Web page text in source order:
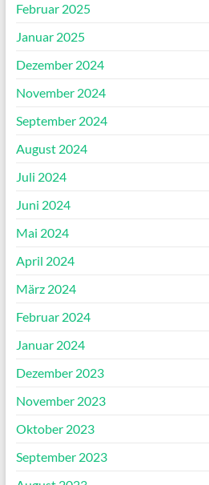
Februar 2025
Januar 2025
Dezember 2024
November 2024
September 2024
August 2024
Juli 2024
Juni 2024
Mai 2024
April 2024
März 2024
Februar 2024
Januar 2024
Dezember 2023
November 2023
Oktober 2023
September 2023